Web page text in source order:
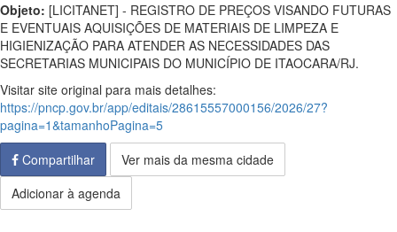
Objeto: [LICITANET] - REGISTRO DE PREÇOS VISANDO FUTURAS
E EVENTUAIS AQUISIÇÕES DE MATERIAIS DE LIMPEZA E
HIGIENIZAÇÃO PARA ATENDER AS NECESSIDADES DAS
SECRETARIAS MUNICIPAIS DO MUNICÍPIO DE ITAOCARA/RJ.
Visitar site original para mais detalhes:
https://pncp.gov.br/app/editais/28615557000156/2026/27?
pagina=1&tamanhoPagina=5
Compartilhar
Ver mais da mesma cidade
Adicionar à agenda